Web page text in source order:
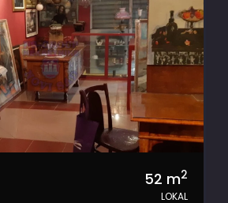
52 m2
LOKAL